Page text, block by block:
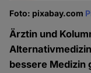
Foto: pixabay.com
Ärztin und
bessere Medizin